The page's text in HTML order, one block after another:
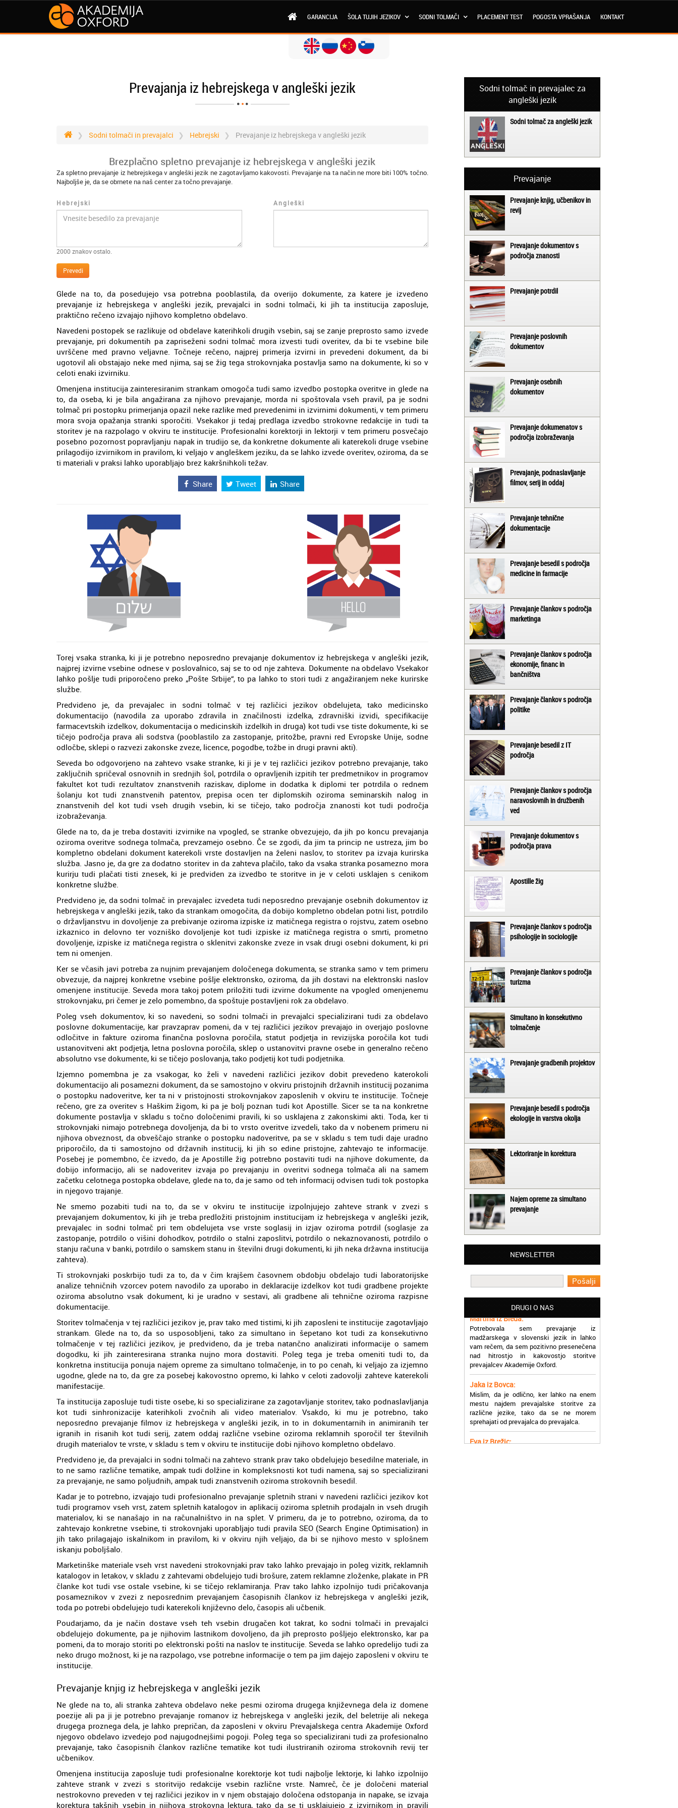
GARANCIJA ŠOLA TUJIH JEZIKOV SODNI TOLMAČI PLACEMENT TEST POGOSTA VPRAŠANJA KONTAKT
Prevajanja iz hebrejskega v angleški jezik
Sodni tolmači in prevajalci Hebrejski Prevajanje iz hebrejskega v angleški jezik
Brezplačno spletno prevajanje iz hebrejskega v angleški jezik
Za spletno prevajanje iz hebrejskega v angleški jezik ne zagotavljamo kakovosti. Prevajanje na ta način ne more biti 100% točno.
Najboljše je, da se obrnete na naš center za točno prevajanje.
Hebrejski
2000 znakov ostalo.
Angleški
Prevedi
Glede na to, da posedujejo vsa potrebna pooblastila, da overijo dokumente, za katere je izvedeno
prevajanje iz hebrejskega v angleški jezik, prevajalci in sodni tolmači, ki jih ta institucija zaposluje,
praktično rečeno izvajajo njihovo kompletno obdelavo.
Navedeni postopek se razlikuje od obdelave katerihkoli drugih vsebin, saj se zanje preprosto samo izvede
prevajanje, pri dokumentih pa zapriseženi sodni tolmač mora izvesti tudi overitev, da bi te vsebine bile
uvrščene med pravno veljavne. Točneje rečeno, najprej primerja izvirni in prevedeni dokument, da bi
ugotovil ali obstajajo neke med njima, saj se žig tega strokovnjaka postavlja samo na dokumente, ki so v
celoti enaki izvirniku.
Omenjena institucija zainteresiranim strankam omogoča tudi samo izvedbo postopka overitve in glede na
to, da oseba, ki je bila angažirana za njihovo prevajanje, morda ni spoštovala vseh pravil, pa je sodni
tolmač pri postopku primerjanja opazil neke razlike med prevedenimi in izvirnimi dokumenti, v tem primeru
mora svoja opažanja stranki sporočiti. Vsekakor ji tedaj predlaga izvedbo strokovne redakcije in tudi ta
storitev je na razpolago v okviru te institucije. Profesionalni korektorji in lektorji v tem primeru posvečajo
posebno pozornost popravljanju napak in trudijo se, da konkretne dokumente ali katerekoli druge vsebine
prilagodijo izvirnikom in pravilom, ki veljajo v angleškem jeziku, da se lahko izvede overitev, oziroma, da se
ti materiali v praksi lahko uporabljajo brez kakršnihkoli težav.
Share Tweet Share
Torej vsaka stranka, ki ji je potrebno neposredno prevajanje dokumentov iz hebrejskega v angleški jezik,
najprej izvirne vsebine odnese v poslovalnico, saj se to od nje zahteva. Dokumente na obdelavo Vsekakor
lahko pošlje tudi priporočeno preko „Pošte Srbije“, to pa lahko to stori tudi z angažiranjem neke kurirske
službe.
Predvideno je, da prevajalec in sodni tolmač v tej različici jezikov obdelujeta, tako medicinsko
dokumentacijo (navodila za uporabo zdravila in značilnosti izdelka, zdravniški izvidi, specifikacije
farmacevtskih izdelkov, dokumentacija o medicinskih izdelkih in druga) kot tudi vse tiste dokumente, ki se
tičejo področja prava ali sodstva (pooblastilo za zastopanje, pritožbe, pravni red Evropske Unije, sodne
odločbe, sklepi o razvezi zakonske zveze, licence, pogodbe, tožbe in drugi pravni akti).
Seveda bo odgovorjeno na zahtevo vsake stranke, ki ji je v tej različici jezikov potrebno prevajanje, tako
zaključnih spričeval osnovnih in srednjih šol, potrdila o opravljenih izpitih ter predmetnikov in programov
fakultet kot tudi rezultatov znanstvenih raziskav, diplome in dodatka k diplomi ter potrdila o rednem
šolanju kot tudi znanstvenih patentov, prepisa ocen ter diplomskih oziroma seminarskih nalog in
znanstvenih del kot tudi vseh drugih vsebin, ki se tičejo, tako področja znanosti kot tudi področja
izobraževanja.
Glede na to, da je treba dostaviti izvirnike na vpogled, se stranke obvezujejo, da jih po koncu prevajanja
oziroma overitve sodnega tolmača, prevzamejo osebno. Če se zgodi, da jim ta princip ne ustreza, jim bo
kompletno obdelani dokument katerekoli vrste dostavljen na želeni naslov, to storitev pa izvaja kurirska
služba. Jasno je, da gre za dodatno storitev in da zahteva plačilo, tako da vsaka stranka posamezno mora
kurirju tudi plačati tisti znesek, ki je predviden za izvedbo te storitve in je v celoti usklajen s cenikom
konkretne službe.
Predvideno je, da sodni tolmač in prevajalec izvedeta tudi neposredno prevajanje osebnih dokumentov iz
hebrejskega v angleški jezik, tako da strankam omogočita, da dobijo kompletno obdelan potni list, potrdilo
o državljanstvu in dovoljenje za prebivanje oziroma izpiske iz matičnega registra o rojstvu, zatem osebno
izkaznico in delovno ter vozniško dovoljenje kot tudi izpiske iz matičnega registra o smrti, prometno
dovoljenje, izpiske iz matičnega registra o sklenitvi zakonske zveze in vsak drugi osebni dokument, ki pri
tem ni omenjen.
Ker se včasih javi potreba za nujnim prevajanjem določenega dokumenta, se stranka samo v tem primeru
obvezuje, da najprej konkretne vsebine pošlje elektronsko, oziroma, da jih dostavi na elektronski naslov
omenjene institucije. Seveda mora takoj potem priložiti tudi izvirne dokumente na vpogled omenjenemu
strokovnjaku, pri čemer je zelo pomembno, da spoštuje postavljeni rok za obdelavo.
Poleg vseh dokumentov, ki so navedeni, so sodni tolmači in prevajalci specializirani tudi za obdelavo
poslovne dokumentacije, kar pravzaprav pomeni, da v tej različici jezikov prevajajo in overjajo poslovne
odločitve in fakture oziroma finančna poslovna poročila, statut podjetja in revizijska poročila kot tudi
ustanovitveni akt podjetja, letna poslovna poročila, sklep o ustanovitvi pravne osebe in generalno rečeno
absolutno vse dokumente, ki se tičejo poslovanja, tako podjetij kot tudi podjetnika.
Izjemno pomembna je za vsakogar, ko želi v navedeni različici jezikov dobit prevedeno katerokoli
dokumentacijo ali posamezni dokument, da se samostojno v okviru pristojnih državnih institucij pozanima
o postopku nadoveritve, ker ta ni v pristojnosti strokovnjakov zaposlenih v okviru te institucije. Točneje
rečeno, gre za overitev s Haškim žigom, ki pa je bolj poznan tudi kot Apostille. Sicer se ta na konkretne
dokumente postavlja v skladu s točno določenimi pravili, ki so usklajena z zakonskimi akti. Toda, ker ti
strokovnjaki nimajo potrebnega dovoljenja, da bi to vrsto overitve izvedeli, tako da v nobenem primeru ni
njihova obveznost, da obveščajo stranke o postopku nadoveritve, pa se v skladu s tem tudi daje uradno
priporočilo, da ti samostojno od državnih institucij, ki jih so edine pristojne, zahtevajo te informacije.
Posebej je pomembno, če izvedo, da je Apostille žig potrebno postaviti tudi na njihove dokumente, da
dobijo informacijo, ali se nadoveritev izvaja po prevajanju in overitvi sodnega tolmača ali na samem
začetku celotnega postopka obdelave, glede na to, da je samo od teh informacij odvisen tudi tok postopka
in njegovo trajanje.
Ne smemo pozabiti tudi na to, da se v okviru te institucije izpolnjujejo zahteve strank v zvezi s
prevajanjem dokumentov, ki jih je treba predložiti pristojnim institucijam iz hebrejskega v angleški jezik,
prevajalec in sodni tolmač pri tem obdelujeta vse vrste soglasij in izjav oziroma potrdil (soglasje za
zastopanje, potrdilo o višini dohodkov, potrdilo o stalni zaposlitvi, potrdilo o nekaznovanosti, potrdilo o
stanju računa v banki, potrdilo o samskem stanu in številni drugi dokumenti, ki jih neka državna institucija
zahteva).
Ti strokovnjaki poskrbijo tudi za to, da v čim krajšem časovnem obdobju obdelajo tudi laboratorijske
analize tehničnih vzorcev potem navodilo za uporabo in deklaracije izdelkov kot tudi gradbene projekte
oziroma absolutno vsak dokument, ki je uradno v sestavi, ali gradbene ali tehnične oziroma razpisne
dokumentacije.
Storitev tolmačenja v tej različici jezikov je, prav tako med tistimi, ki jih zaposleni te institucije zagotavljajo
strankam. Glede na to, da so usposobljeni, tako za simultano in šepetano kot tudi za konsekutivno
tolmačenje v tej različici jezikov, je predvideno, da je treba natančno analizirati informacije o samem
dogodku, ki jih zainteresirana stranka nujno mora dostaviti. Poleg tega je treba omeniti tudi to, da
konkretna institucija ponuja najem opreme za simultano tolmačenje, in to po cenah, ki veljajo za izjemno
ugodne, glede na to, da gre za posebej kakovostno opremo, ki lahko v celoti zadovolji zahteve katerekoli
manifestacije.
Ta institucija zaposluje tudi tiste osebe, ki so specializirane za zagotavljanje storitev, tako podnaslavljanja
kot tudi sinhronizacije katerihkoli zvočnih ali video materialov. Vsakdo, ki mu je potrebno, tako
neposredno prevajanje filmov iz hebrejskega v angleški jezik, in to in dokumentarnih in animiranih ter
igranih in risanih kot tudi serij, zatem oddaj različne vsebine oziroma reklamnih sporočil ter številnih
drugih materialov te vrste, v skladu s tem v okviru te institucije dobi njihovo kompletno obdelavo.
Predvideno je, da prevajalci in sodni tolmači na zahtevo strank prav tako obdelujejo besedilne materiale, in
to ne samo različne tematike, ampak tudi dolžine in kompleksnosti kot tudi namena, saj so specializirani
za prevajanje, ne samo poljudnih, ampak tudi znanstvenih oziroma strokovnih besedil.
Kadar je to potrebno, izvajajo tudi profesionalno prevajanje spletnih strani v navedeni različici jezikov kot
tudi programov vseh vrst, zatem spletnih katalogov in aplikacij oziroma spletnih prodajaln in vseh drugih
materialov, ki se nanašajo in na računalništvo in na splet. V primeru, da je to potrebno, oziroma, da to
zahtevajo konkretne vsebine, ti strokovnjaki uporabljajo tudi pravila SEO (Search Engine Optimisation) in
jih tako prilagajajo iskalnikom in pravilom, ki v okviru njih veljajo, da bi se njihovo mesto v splošnem
iskanju poboljšalo.
Marketinške materiale vseh vrst navedeni strokovnjaki prav tako lahko prevajajo in poleg vizitk, reklamnih
katalogov in letakov, v skladu z zahtevami obdelujejo tudi brošure, zatem reklamne zloženke, plakate in PR
članke kot tudi vse ostale vsebine, ki se tičejo reklamiranja. Prav tako lahko izpolnijo tudi pričakovanja
posameznikov v zvezi z neposrednim prevajanjem časopisnih člankov iz hebrejskega v angleški jezik,
toda po potrebi obdelujejo tudi katerekoli književno delo, časopis ali učbenik.
Poudarjamo, da je način dostave vseh teh vsebin drugačen kot takrat, ko sodni tolmači in prevajalci
obdelujejo dokumente, pa je njihovim lastnikom dovoljeno, da jih preprosto pošljejo elektronsko, kar pa
pomeni, da to morajo storiti po elektronski pošti na naslov te institucije. Seveda se lahko opredelijo tudi za
neko drugo možnost, ki je na razpolago, vse potrebne informacije o tem pa jim dajejo zaposleni v okviru te
institucije.
Prevajanje knjig iz hebrejskega v angleški jezik
Ne glede na to, ali stranka zahteva obdelavo neke pesmi oziroma drugega književnega dela iz domene
poezije ali pa ji je potrebno prevajanje romanov iz hebrejskega v angleški jezik, del beletrije ali nekega
drugega proznega dela, je lahko prepričan, da zaposleni v okviru Prevajalskega centra Akademije Oxford
njegovo obdelavo izvedejo pod najugodnejšimi pogoji. Poleg tega so specializirani tudi za profesionalno
prevajanje, tako časopisnih člankov različne tematike kot tudi ilustriranih oziroma strokovnih revij ter
učbenikov.
Omenjena institucija zaposluje tudi profesionalne korektorje kot tudi najbolje lektorje, ki lahko izpolnijo
zahteve strank v zvezi s storitvijo redakcije vsebin različne vrste. Namreč, če je določeni material
nestrokovno preveden v tej različici jezikov in v njem obstajajo določena odstopanja in napake, se izvaja
korektura takšnih vsebin in njihova strokovna lektura, tako da se ti usklajujejo z izvirnikom in pravili
Sodni tolmač in prevajalec za
angleški jezik
Sodni tolmač za angleški jezik
Prevajanje
Prevajanje knjig, učbenikov in
revij
Prevajanje dokumentov s
področja znanosti
Prevajanje potrdil
Prevajanje poslovnih
dokumentov
Prevajanje osebnih
dokumentov
Prevajanje dokumenatov s
področja izobraževanja
Prevajanje, podnaslavljanje
filmov, serij in oddaj
Prevajanje tehnične
dokumentacije
Prevajanje besedil s področja
medicine in farmacije
Prevajanje člankov s področja
marketinga
Prevajanje člankov s področja
ekonomije, financ in
bančništva
Prevajanje člankov s področja
politike
Prevajanje besedil z IT
področja
Prevajanje člankov s področja
naravoslovnih in družbenih
ved
Prevajanje dokumentov s
področja prava
Apostille žig
Prevajanje člankov s področja
psihologije in sociologije
Prevajanje člankov s področja
turizma
Simultano in konsekutivno
tolmačenje
Prevajanje gradbenih projektov
Prevajanje besedil s področja
ekologije in varstva okolja
Lektoriranje in korektura
Najem opreme za simultano
prevajanje
NEWSLETTER
DRUGI O NAS
Matjaž iz Ajdovščine:
Lahko pohvalim vse zaposlene v Akademiji
Oxford, ker so resnično profesionalni in
prevajalske storitve opravljajo hitro in
Martina iz Bleda:
Potrebovala sem prevajanje iz
madžarskega v slovenski jezik in lahko
vam rečem, da sem pozitivno presenečena
nad hitrostjo in kakovostjo storitve
prevajalcev Akademije Oxford.
Jaka iz Bovca:
mestu najdem prevajalske storitve za
različne jezike, tako da se ne morem
sprehajati od prevajalca do prevajalca.
Eva iz Brežic:
jezik, na spletu sem našla Oxford, jih